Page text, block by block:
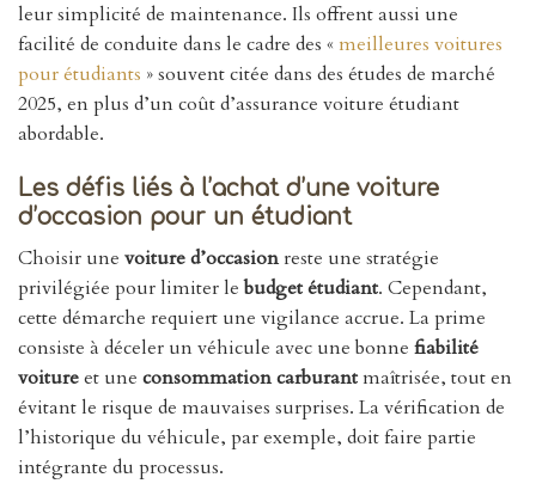
leur simplicité de maintenance. Ils offrent aussi une
facilité de conduite dans le cadre des « meilleures voitures
pour étudiants » souvent citée dans des études de marché
2025, en plus d’un coût d’assurance voiture étudiant
abordable.
Les défis liés à l’achat d’une voiture
d’occasion pour un étudiant
Choisir une voiture d’occasion reste une stratégie
privilégiée pour limiter lebudget étudiant. Cependant,
cette démarche requiert une vigilance accrue. La prime
consiste à déceler un véhicule avec une bonne fiabilité
voitureet une consommation carburantmaîtrisée, tout en
évitant le risque de mauvaises surprises. La vérification de
l’historique du véhicule, par exemple, doit faire partie
intégrante du processus.